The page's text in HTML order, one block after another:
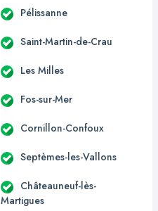
Pélissanne
Saint-Martin-de-Crau
Les Milles
Fos-sur-Mer
Cornillon-Confoux
Septèmes-les-Vallons
Châteauneuf-lès-
Martigues